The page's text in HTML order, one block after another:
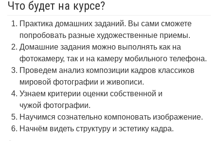
Что будет на курсе?
Практика домашних заданий. Вы сами сможете
попробовать разные художественные приемы.
Домашние задания можно выполнять как на
фотокамеру, так и на камеру мобильного телефона.
Проведем анализ композиции кадров классиков
мировой фотографии и живописи.
Узнаем критерии оценки собственной и
чужой фотографии.
Научимся сознательно компоновать изображение.
Начнём видеть структуру и эстетику кадра.